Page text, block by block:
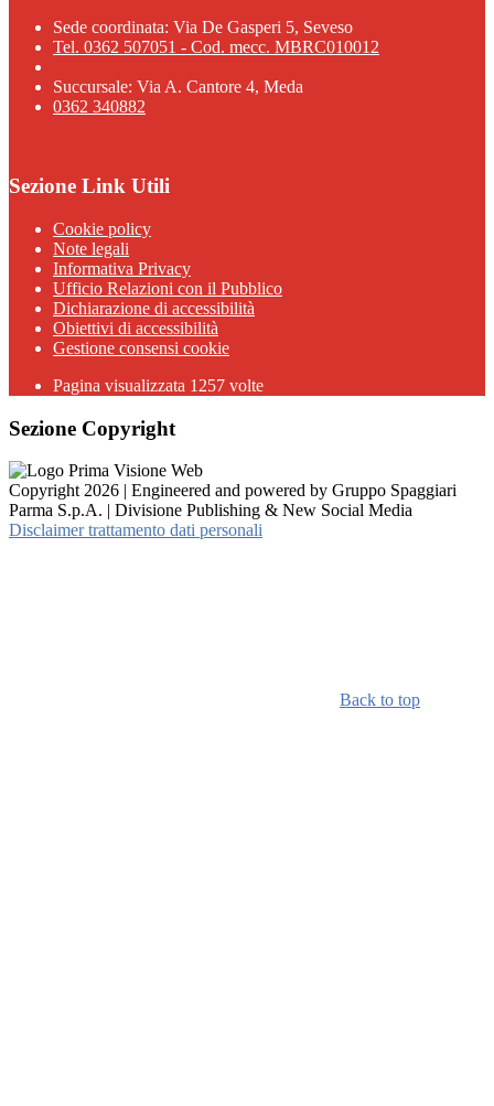
Sede coordinata: Via De Gasperi 5, Seveso
Tel. 0362 507051 - Cod. mecc. MBRC010012
Succursale: Via A. Cantore 4, Meda
0362 340882
Sezione Link Utili
Cookie policy
Note legali
Informativa Privacy
Ufficio Relazioni con il Pubblico
Dichiarazione di accessibilità
Obiettivi di accessibilità
Gestione consensi cookie
Pagina visualizzata 1257 volte
Sezione Copyright
Copyright 2026 | Engineered and powered by Gruppo Spaggiari
Parma S.p.A. | Divisione Publishing & New Social Media
Disclaimer trattamento dati personali
Back to top